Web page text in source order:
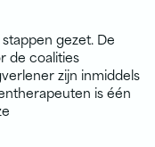
gezet. De
de coalities
zijn inmiddels
is één